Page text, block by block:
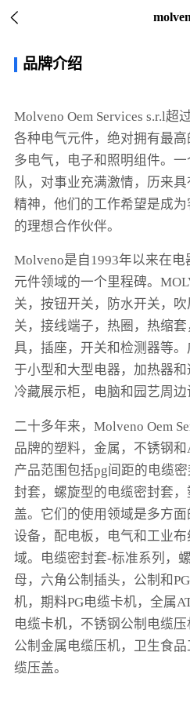
品牌介绍
Molveno Oem Services s.r.l超
各种电气元件，绝对拥有最
多电气，电子和照明组件。
队，对事业充满激情，历来
精神，他们的工作希望是成
的理想合作伙伴。
Molveno是自1993年以来在
元件领域的一个里程碑。
关，按钮开关，防水开关，
关，接线端子，热圈，热缩
具，插座，开关和检测器等
于小型和大型电器，加热器和
冷藏展示柜，电脑和园艺周边
二十多年来，Molveno Oem
品牌的塑料，金属，不锈钢
产品范围包括pg间距的电缆
封套，螺旋型的电缆密封套
盖。它们的使用领域是多方
设备，配电板，电气和工业
域。电缆密封套-标准系列，
母，六角公制插头，公制和
机，期料PG电缆卡机，全属
电缆卡机，不锈钢公制电缆压
公制金属电缆压机，卫生食
缆压盖。